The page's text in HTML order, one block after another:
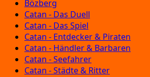
Bözberg
Catan - Das Duell
Catan - Das Spiel
Catan - Entdecker & Piraten
Catan - Händler & Barbaren
Catan - Seefahrer
Catan - Städte & Ritter